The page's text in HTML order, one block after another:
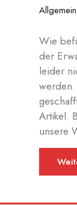
Allgemein
Wie
der
leider
Artikel.
unsere